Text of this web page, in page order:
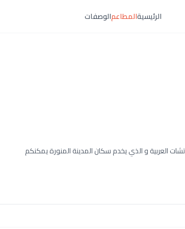
الرئيسيةالمطاعمالوصفات
العربية و الذي يخدم سكان المدينة المنورة يمكنكم